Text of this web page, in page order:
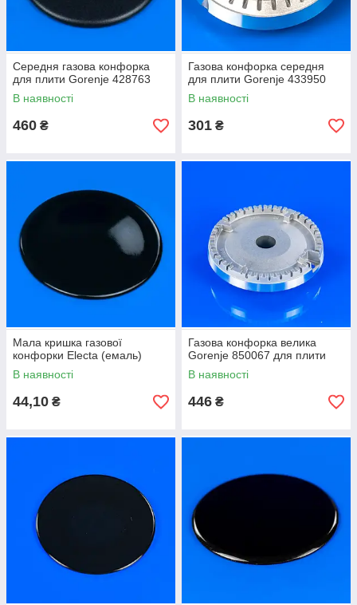
Середня газова конфорка
для плити Gorenje 428763
В наявності
460 ₴
Газова конфорка середня
для плити Gorenje 433950
В наявності
301 ₴
Мала кришка газової
конфорки Electa (емаль)
В наявності
44,10 ₴
Газова конфорка велика
Gorenje 850067 для плити
В наявності
446 ₴